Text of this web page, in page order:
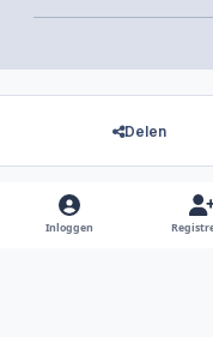
Delen
Er zijn geen
Inloggen